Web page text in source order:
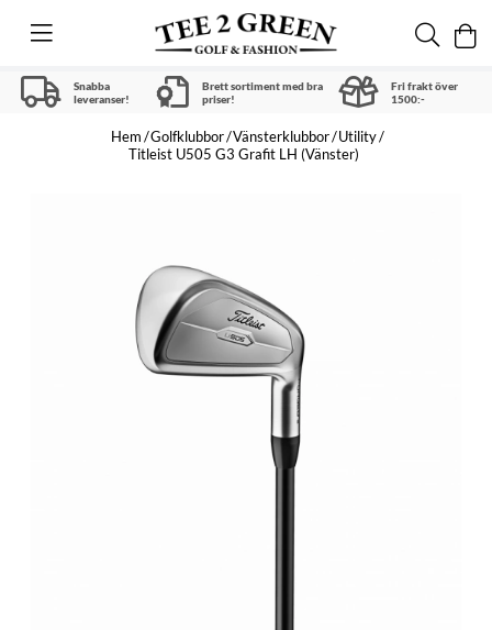
Snabba
leveranser!
Brett sortiment med bra
priser!
Fri frakt över
1500:-
Hem Golfklubbor Vänsterklubbor Utility
Titleist U505 G3 Grafit LH (Vänster)